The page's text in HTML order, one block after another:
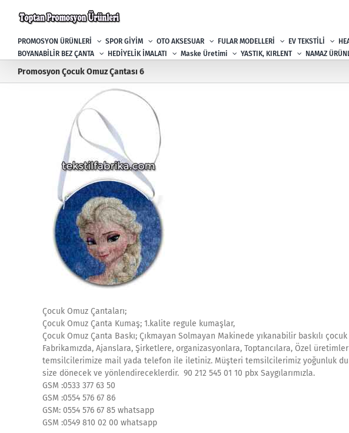
PROMOSYON ÜRÜNLERİ SPOR GİYİM OTO AKSESUAR FULAR MODELLERİ EV TEKSTİLİ
BOYANABİLİR BEZ ÇANTA
HEDİYELİK İMALATI Maske Üretimi YASTIK, KIRLENT NAMAZ
Promosyon Çocuk Omuz Çantası 6
Çocuk Omuz Çantaları;
Çocuk Omuz Çanta Kumaş; 1.kalite regule kumaşlar,
Çocuk Omuz Çanta Baskı; Çıkmayan Solmayan Makinede yıkanabilir baskılı
Fabrikamızda, Ajanslara, Şirketlere, organizasyonlara, Toptancılara, Özel
temsilcilerimize mail yada telefon ile iletiniz. Müşteri temsilcilerimiz yoğunluk
size dönecek ve yönlendireceklerdir. 90 212 545 01 10 pbx Saygılarımızla.
GSM :0533 377 63 50
GSM :0554 576 67 86
GSM: 0554 576 67 85 whatsapp
GSM :0549 810 02 00 whatsapp